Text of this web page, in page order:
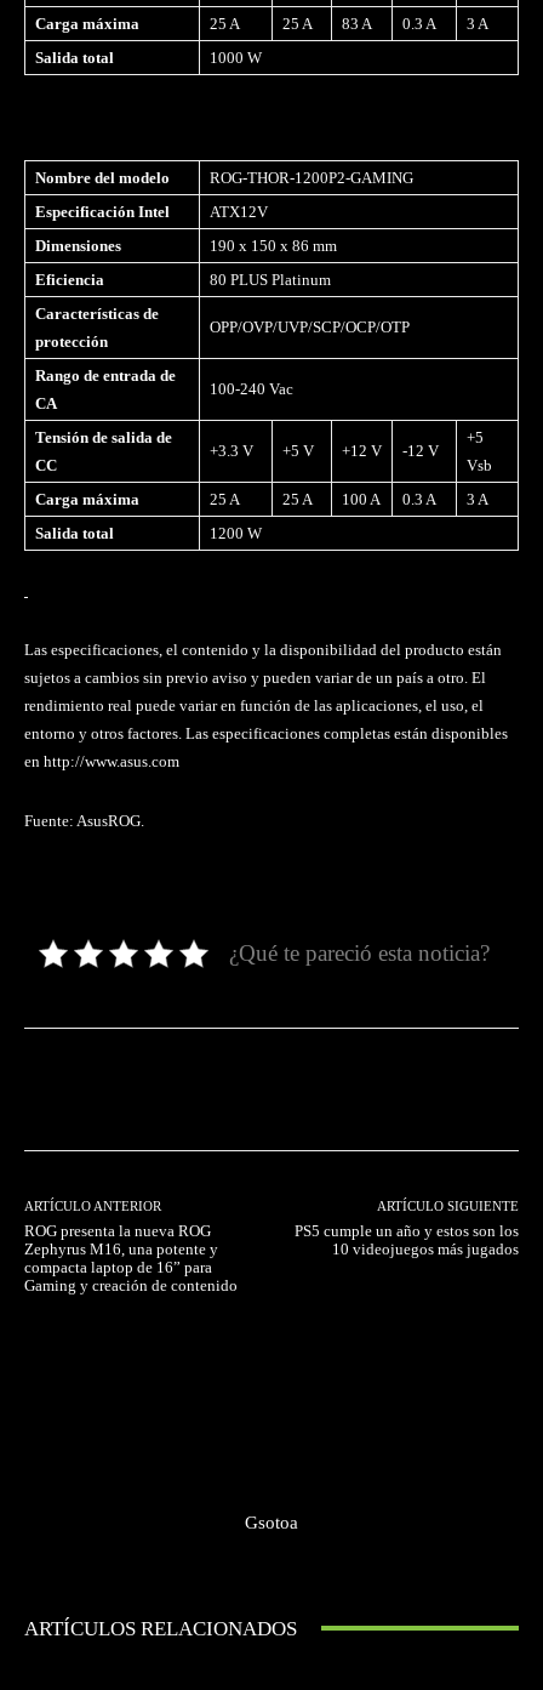
Carga máxima
25 A 25 A 83 A 0.3 A
3 A
Salida total
1000 W
Nombre del modelo
ROG-THOR-1200P2-GAMING
Especificación Intel
ATX12V
Dimensiones
190 x 150 x 86 mm
Eficiencia
80 PLUS Platinum
Características de
protección
OPP/OVP/UVP/SCP/OCP/OTP
Rango de entrada de
CA
100-240 Vac
Tensión de salida de
CC
+3.3 V +5 V +12 V -12 V
+5
Vsb
Carga máxima
25 A 25 A 100 A 0.3 A
3 A
Salida total
1200 W
Las especificaciones, el contenido y la disponibilidad del producto están
sujetos a cambios sin previo aviso y pueden variar de un país a otro. El
rendimiento real puede variar en función de las aplicaciones, el uso, el
entorno y otros factores. Las especificaciones completas están disponibles
en http://www.asus.com
Fuente: AsusROG.
¿Qué te pareció esta noticia?
ARTÍCULO ANTERIOR
ROG presenta la nueva ROG
Zephyrus M16, una potente y
compacta laptop de 16” para
Gaming y creación de contenido
ARTÍCULO SIGUIENTE
PS5 cumple un año y estos son los
10 videojuegos más jugados
Gsotoa
ARTÍCULOS RELACIONADOS